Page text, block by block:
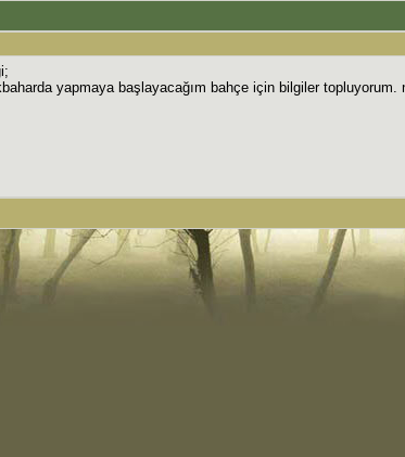
yapmaya başlayacağım bahçe için bilgiler topluyorum.